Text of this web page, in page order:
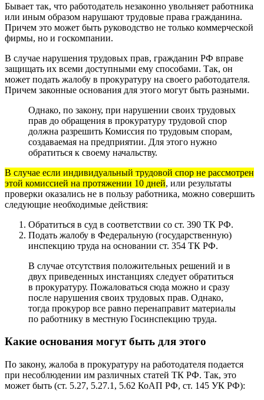
Бывает так, что работодатель незаконно увольняет работника
или иным образом нарушают трудовые права гражданина.
Причем это может быть руководство не только коммерческой
фирмы, но и госкомпании.
В случае нарушения трудовых прав, гражданин РФ вправе
защищать их всеми доступными ему способами. Так, он
может подать жалобу в прокуратуру на своего работодателя.
Причем законные основания для этого могут быть разными.
Однако, по закону, при нарушении своих трудовых
прав до обращения в прокуратуру трудовой спор
должна разрешить Комиссия по трудовым спорам,
создаваемая на предприятии. Для этого нужно
обратиться к своему начальству.
В случае если индивидуальный трудовой спор не рассмотрен
этой комиссией на протяжении 10 дней, или результаты
проверки оказались не в пользу работника, можно совершить
следующие необходимые действия:
Обратиться в суд в соответствии со ст. 390 ТК РФ.
Подать жалобу в Федеральную (государственную)
инспекцию труда на основании ст. 354 ТК РФ.
В случае отсутствия положительных решений и в
двух приведенных инстанциях следует обратиться
в прокуратуру. Пожаловаться сюда можно и сразу
после нарушения своих трудовых прав. Однако,
тогда прокурор все равно перенаправит материалы
по работнику в местную Госинспекцию труда.
Какие основания могут быть для этого
По закону, жалоба в прокуратуру на работодателя подается
при несоблюдении им различных статей ТК РФ. Так, это
может быть (ст. 5.27, 5.27.1, 5.62 КоАП РФ, ст. 145 УК РФ):